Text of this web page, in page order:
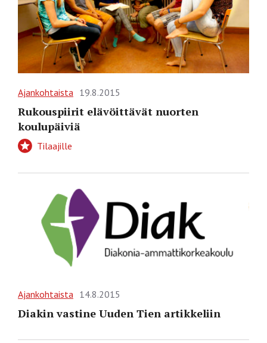
Ajankohtaista 19.8.2015
Rukouspiirit elävöittävät nuorten
koulupäiviä
Tilaajille
Ajankohtaista 14.8.2015
Diakin vastine Uuden Tien artikkeliin